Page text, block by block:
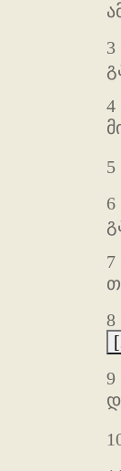
3
4
5
6
7
8
9